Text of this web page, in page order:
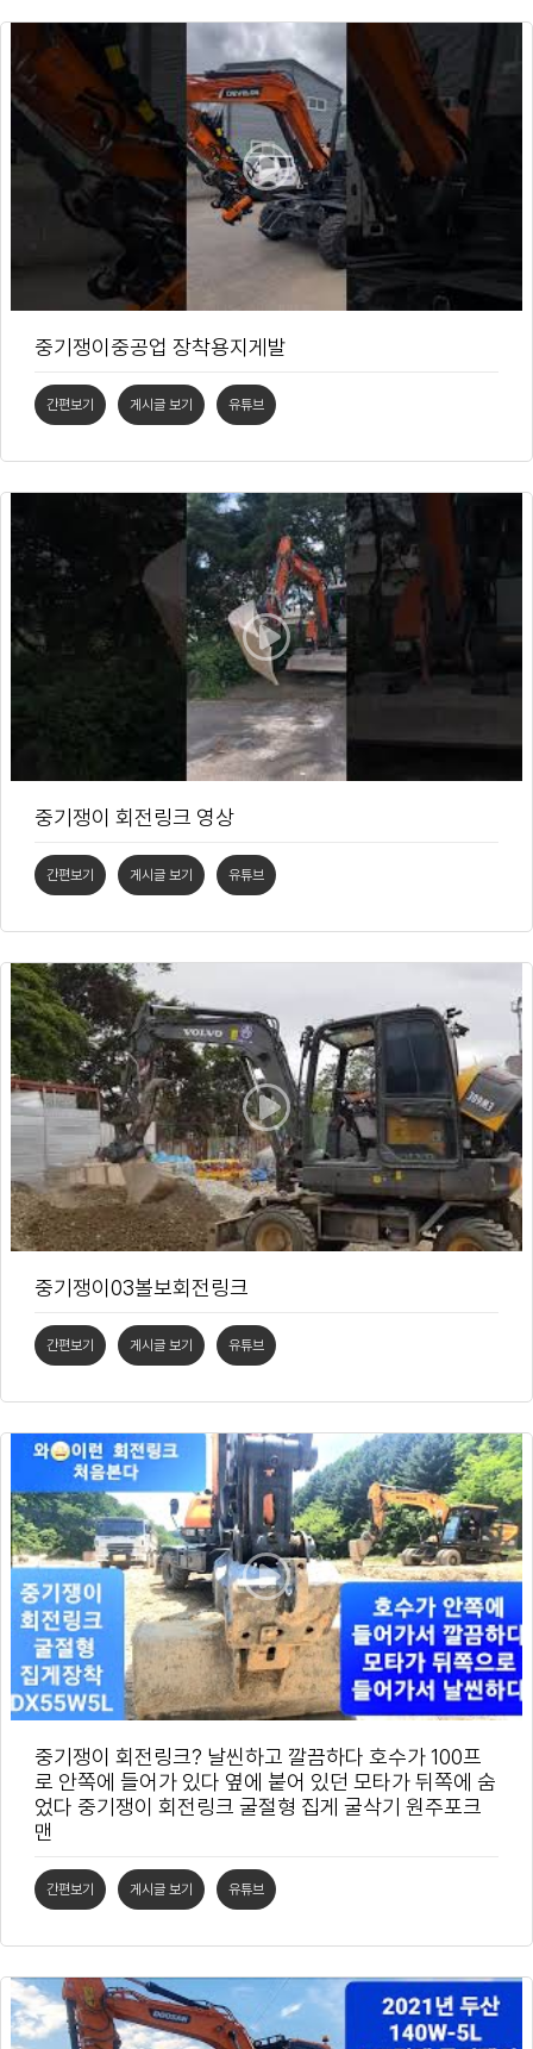
중기쟁이중공업 장착용지게발
간편보기 게시글 보기 유튜브
중기쟁이 회전링크 영상
간편보기 게시글 보기 유튜브
중기쟁이03볼보회전링크
간편보기 게시글 보기 유튜브
중기쟁이 회전링크? 날씬하고 깔끔하다 호수가 100프
로 안쪽에 들어가 있다 옆에 붙어 있던 모타가 뒤쪽에 숨
었다 중기쟁이 회전링크 굴절형 집게 굴삭기 원주포크
맨
간편보기 게시글 보기 유튜브